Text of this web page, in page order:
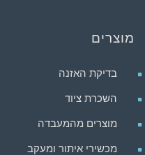
מוצרים
בדיקת האזנה
השכרת ציוד
מוצרים מהמעבדה
מכשירי איתור ומעקב